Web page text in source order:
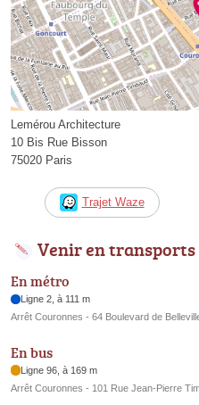
Lemérou Architecture
10 Bis Rue Bisson
75020 Paris
Trajet Waze
Venir en transports
En métro
Ligne 2, à 111 m
Arrêt Couronnes - 64 Boulevard de
En bus
Ligne 96, à 169 m
Arrêt Couronnes - 101 Rue Jean-Pierre